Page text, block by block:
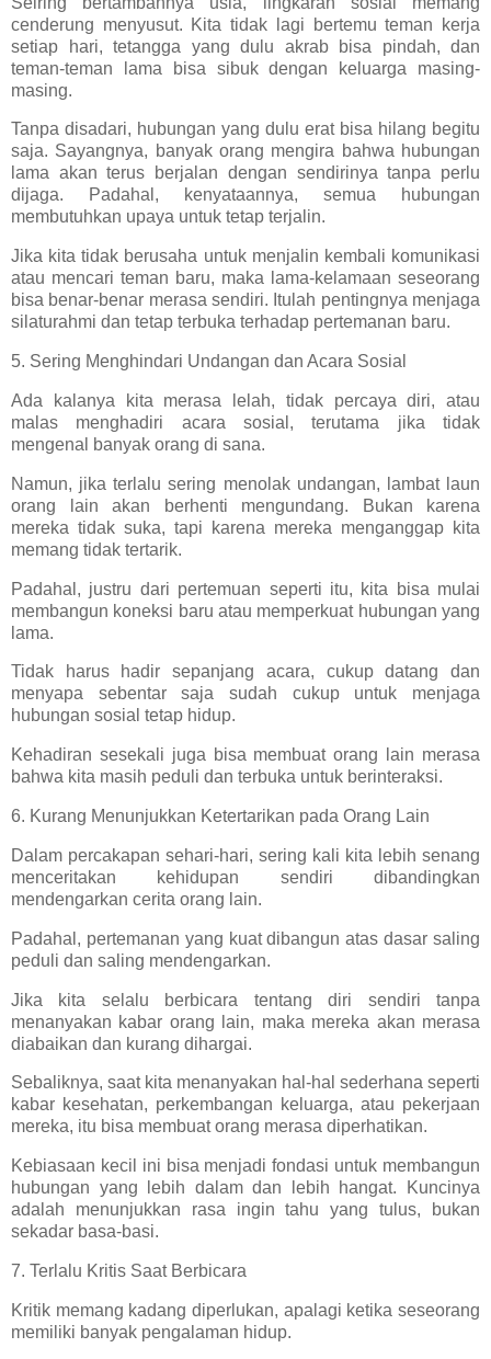
cenderung menyusut. Kita tidak lagi bertemu teman kerja
setiap hari, tetangga yang dulu akrab bisa pindah, dan
teman-teman lama bisa sibuk dengan keluarga masing-
masing.
Tanpa disadari, hubungan yang dulu erat bisa hilang begitu
saja. Sayangnya, banyak orang mengira bahwa hubungan
lama akan terus berjalan dengan sendirinya tanpa perlu
dijaga. Padahal, kenyataannya, semua hubungan
membutuhkan upaya untuk tetap terjalin.
Jika kita tidak berusaha untuk menjalin kembali komunikasi
atau mencari teman baru, maka lama-kelamaan seseorang
bisa benar-benar merasa sendiri. Itulah pentingnya menjaga
silaturahmi dan tetap terbuka terhadap pertemanan baru.
5. Sering Menghindari Undangan dan Acara Sosial
Ada kalanya kita merasa lelah, tidak percaya diri, atau
malas menghadiri acara sosial, terutama jika tidak
mengenal banyak orang di sana.
Namun, jika terlalu sering menolak undangan, lambat laun
orang lain akan berhenti mengundang. Bukan karena
mereka tidak suka, tapi karena mereka menganggap kita
memang tidak tertarik.
Padahal, justru dari pertemuan seperti itu, kita bisa mulai
membangun koneksi baru atau memperkuat hubungan yang
lama.
Tidak harus hadir sepanjang acara, cukup datang dan
menyapa sebentar saja sudah cukup untuk menjaga
hubungan sosial tetap hidup.
Kehadiran sesekali juga bisa membuat orang lain merasa
bahwa kita masih peduli dan terbuka untuk berinteraksi.
6. Kurang Menunjukkan Ketertarikan pada Orang Lain
Dalam percakapan sehari-hari, sering kali kita lebih senang
menceritakan kehidupan sendiri dibandingkan
mendengarkan cerita orang lain.
Padahal, pertemanan yang kuat dibangun atas dasar saling
peduli dan saling mendengarkan.
Jika kita selalu berbicara tentang diri sendiri tanpa
menanyakan kabar orang lain, maka mereka akan merasa
diabaikan dan kurang dihargai.
Sebaliknya, saat kita menanyakan hal-hal sederhana seperti
kabar kesehatan, perkembangan keluarga, atau pekerjaan
mereka, itu bisa membuat orang merasa diperhatikan.
Kebiasaan kecil ini bisa menjadi fondasi untuk membangun
hubungan yang lebih dalam dan lebih hangat. Kuncinya
adalah menunjukkan rasa ingin tahu yang tulus, bukan
sekadar basa-basi.
7. Terlalu Kritis Saat Berbicara
Kritik memang kadang diperlukan, apalagi ketika seseorang
memiliki banyak pengalaman hidup.